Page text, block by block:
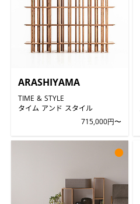
ARASHIYAMA
TIME & STYLE
タイム アンド スタイル
715,000円〜
●